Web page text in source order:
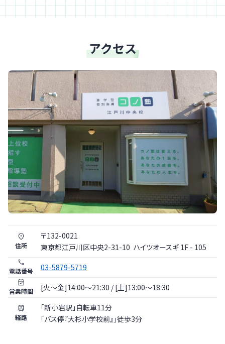
アクセス
住所
〒132-0021
東京都江戸川区中央2-31-10 ハイツオースギ 1F - 105
電話番号 03-5879-5719
営業時間 [火〜金]14:00～21:30 / [土]13:00～18:30
経路
「新小岩駅」自転車11分
「バス停『大杉小学校前』」徒歩3分